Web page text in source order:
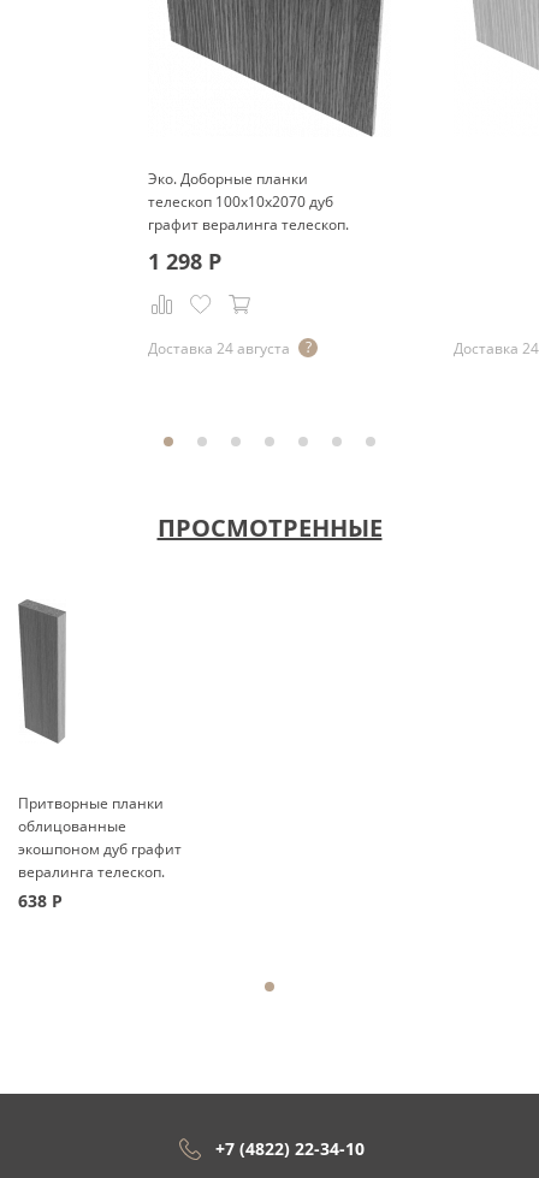
Эко. Доборные планки
телескоп 100x10x2070 дуб
графит вералинга телескоп.
1 298 Р
Доставка 24 августа Доставка
ПРОСМОТРЕННЫЕ
Притворные планки
облицованные
экошпоном дуб графит
вералинга телескоп.
638 Р
+7 (4822) 22-34-10